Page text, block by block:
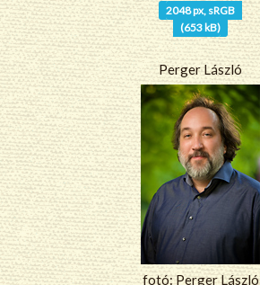
2048 px, sRGB
(653 kB)
Perger László
fotó: Perger László